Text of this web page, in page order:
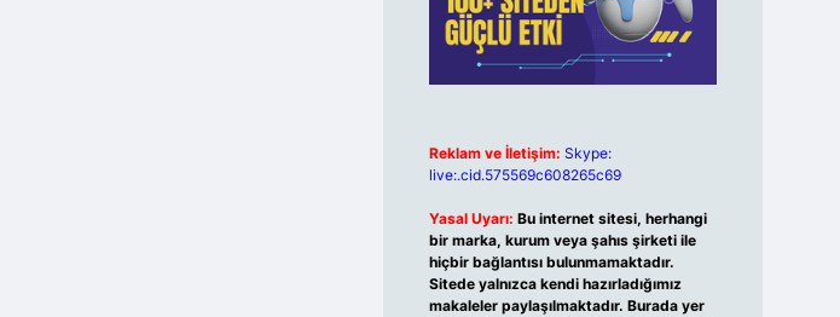
Reklam ve İletişim: Skype:
live:.cid.575569c608265c69
Yasal Uyarı: Bu internet sitesi, herhangi
bir marka, kurum veya şahıs şirketi ile
hiçbir bağlantısı bulunmamaktadır.
Sitede yalnızca kendi hazırladığımız
makaleler paylaşılmaktadır. Burada yer